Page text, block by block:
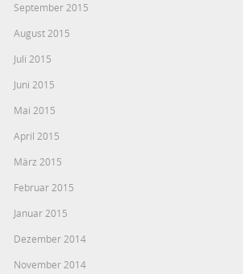
September 2015
August 2015
Juli 2015
Juni 2015
Mai 2015
April 2015
März 2015
Februar 2015
Januar 2015
Dezember 2014
November 2014